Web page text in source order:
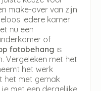
make-over van zijn
iedere kamer
nu een
of
fotobehang is
Vergeleken met het
het werk
het met gemak